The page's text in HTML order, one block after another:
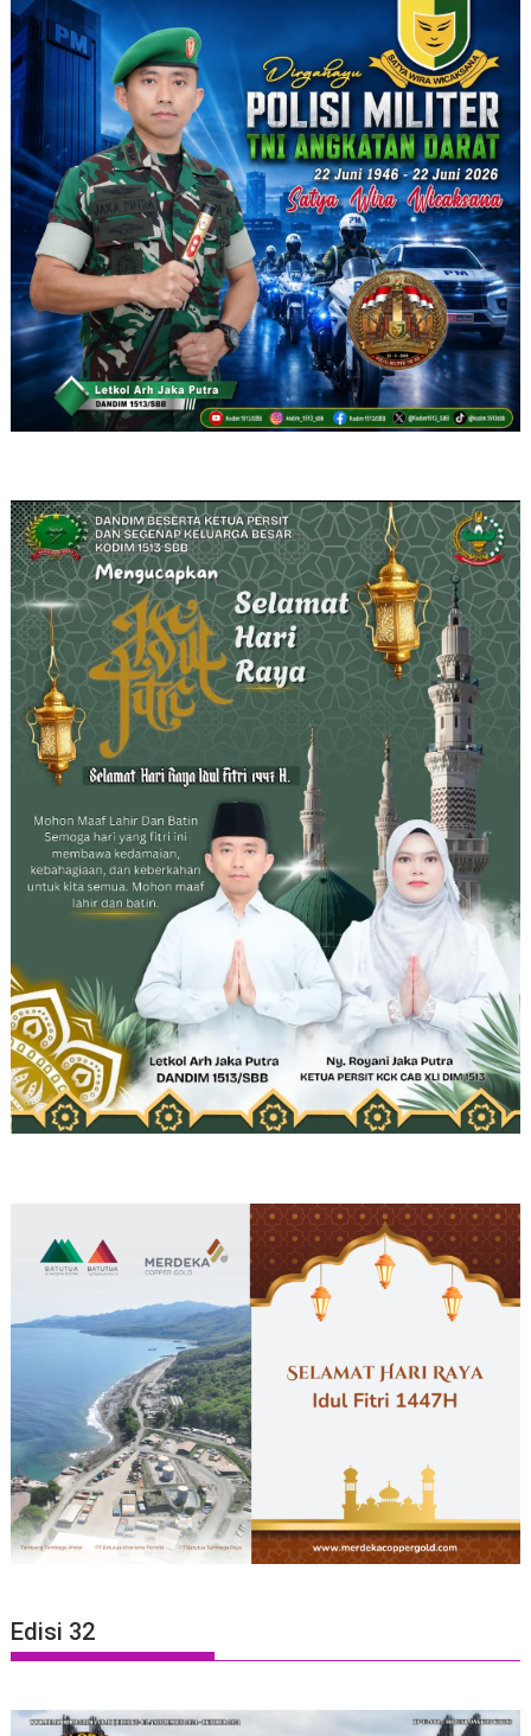
Edisi 32